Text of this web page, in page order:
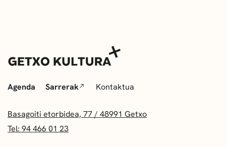
Agenda Sarrerak Kontaktua
Basagoiti etorbidea, 77 / 48991 Getxo
Tel: 94 466 01 23